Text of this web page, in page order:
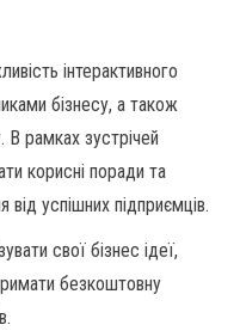
інтерактивного
бізнесу, а також
В рамках зустрічей
корисні поради та
від успішних підприємців.
свої бізнес ідеї,
безкоштовну